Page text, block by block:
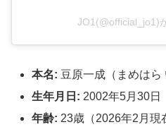
JO1(@official_jo1)
本名: 豆原一成（まめはら
生年月日: 2002年5月30日
年齢: 23歳（2026年2月現